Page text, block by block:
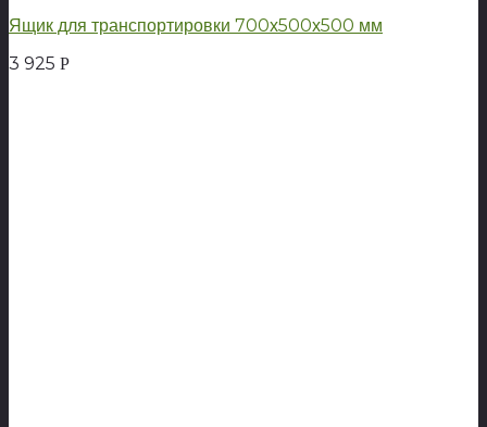
Ящик для транспортировки 700х500х500 мм
3 925 Р